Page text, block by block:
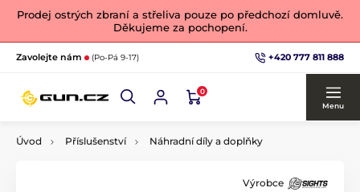
Prodej ostrých zbraní a střeliva pouze po předchozí domluvě.
Děkujeme za pochopení.
Zavolejte nám (Po-Pá 9-17) +420 777 811 888
0
Menu
Úvod Příslušenství Náhradní díly a doplňky
Výrobce